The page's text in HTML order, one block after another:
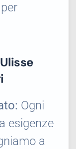
Ogni
esigenze
a